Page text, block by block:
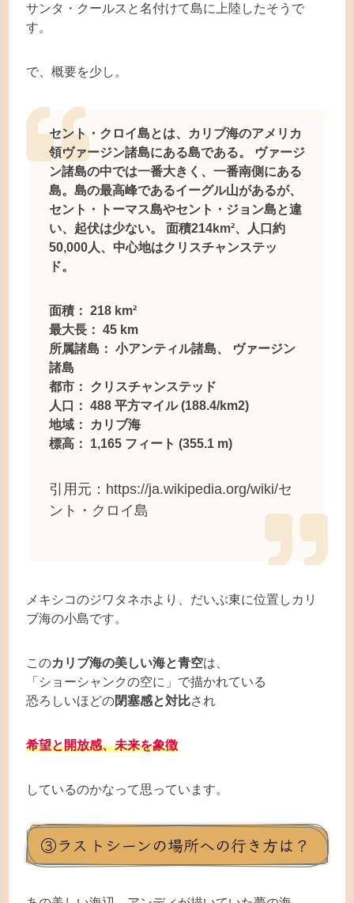
サンタ・クールスと名付けて島に上陸したそうで
す。
で、概要を少し。
セント・クロイ島とは、カリブ海のアメリカ
領ヴァージン諸島にある島である。 ヴァージ
ン諸島の中では一番大きく、一番南側にある
島。島の最高峰であるイーグル山があるが、
セント・トーマス島やセント・ジョン島と違
い、起伏は少ない。 面積214km²、人口約
50,000人、中心地はクリスチャンステッ
ド。
面積： 218 km²
最大長： 45 km
所属諸島： 小アンティル諸島、 ヴァージン
諸島
都市： クリスチャンステッド
人口： 488 平方マイル (188.4/km2)
地域： カリブ海
標高： 1,165 フィート (355.1 m)
引用元：https://ja.wikipedia.org/wiki/セ
ント・クロイ島
メキシコのジワタネホより、だいぶ東に位置しカリ
ブ海の小島です。
このカリブ海の美しい海と青空は、
「ショーシャンクの空に」で描かれている
恐ろしいほどの閉塞感と対比され
希望と開放感、未来を象徴
しているのかなって思っています。
③ラストシーンの場所への行き方は？